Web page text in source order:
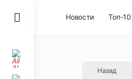
Новости Топ-10
Назад